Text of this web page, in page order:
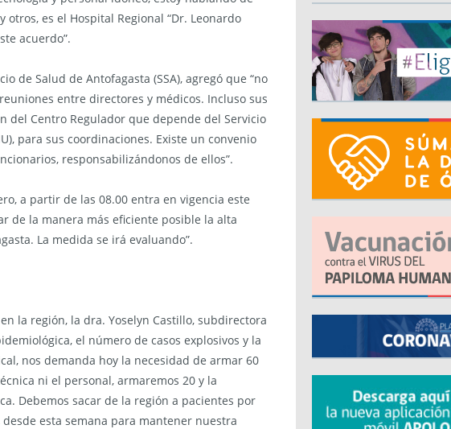
es el Hospital Regional “Dr. Leonardo
acuerdo”.
de Salud de Antofagasta (SSA), agregó que “no
entre directores y médicos. Incluso sus
del Centro Regulador que depende del Servicio
para sus coordinaciones. Existe un convenio
responsabilizándonos de ellos”.
a partir de las 08.00 entra en vigencia este
de la manera más eficiente posible la alta
La medida se irá evaluando”.
la región, la dra. Yoselyn Castillo, subdirectora
el número de casos explosivos y la
nos demanda hoy la necesidad de armar 60
ni el personal, armaremos 20 y la
Debemos sacar de la región a pacientes por
esta semana para mantener nuestra